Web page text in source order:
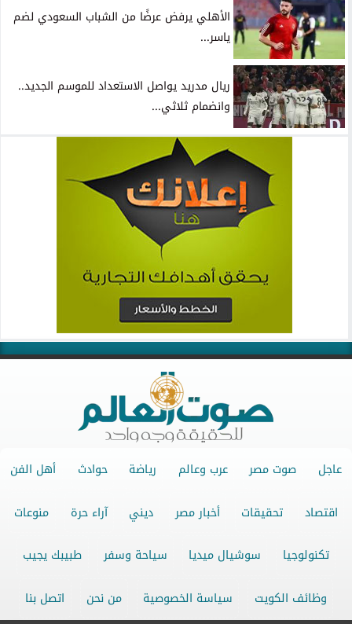
الأهلي يرفض عرضًا من الشباب السعودي لضم
ياسر...
ريال مدريد يواصل الاستعداد للموسم الجديد..
وانضمام ثلاثي...
عاجل صوت مصر عرب وعالم رياضة حوادث أهل الفن
اقتصاد تحقيقات أخبار مصر ديني آراء حرة منوعات
تكنولوجيا سوشيال ميديا سياحة وسفر طبيبك يجيب
وظائف الكويت سياسة الخصوصية من نحن اتصل بنا